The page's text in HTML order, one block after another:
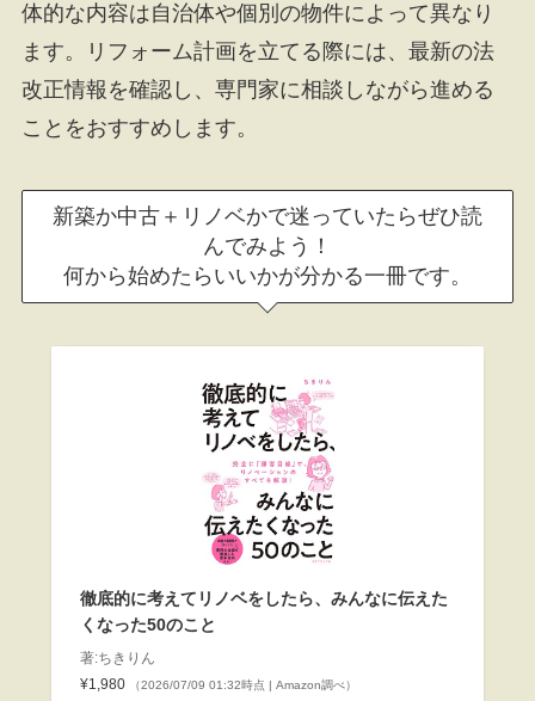
体的な内容は自治体や個別の物件によって異なり
ます。リフォーム計画を立てる際には、最新の法
改正情報を確認し、専門家に相談しながら進める
ことをおすすめします。
新築か中古＋リノベかで迷っていたらぜひ読
んでみよう！
何から始めたらいいかが分かる一冊です。
徹底的に考えてリノベをしたら、みんなに伝えた
くなった50のこと
著:ちきりん
¥1,980
（2026/07/09 01:32時点 | Amazon調べ）